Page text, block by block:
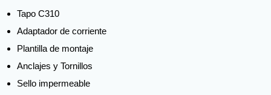
Tapo C310
Adaptador de corriente
Plantilla de montaje
Anclajes y Tornillos
Sello impermeable